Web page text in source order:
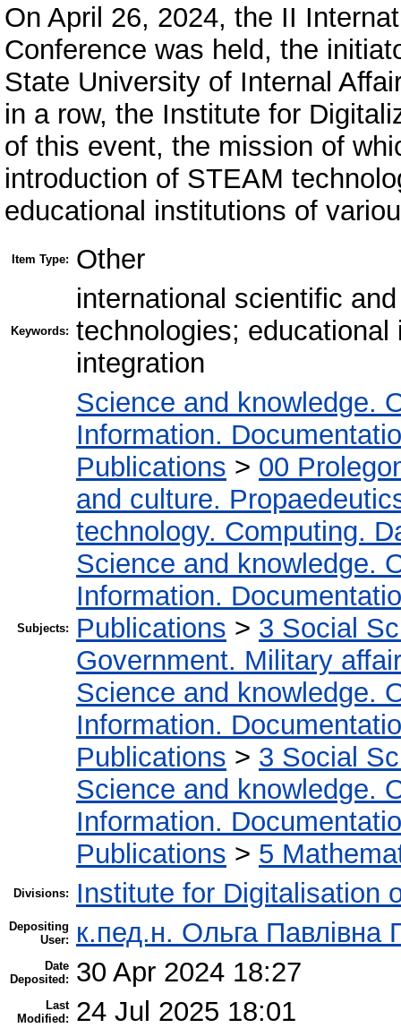
On April 26, 2024, the II
Conference was held, the
State University of Internal
in a row, the Institute for
of this event, the mission of
introduction of STEAM
educational institutions of
Item Type: Other
Keywords:
international scientific
technologies;
integration
Subjects:
Science and knowledge.
Information.
Publications > 00
and culture.
technology. Computing.
Science and knowledge.
Information.
Publications > 3 Social
Government. Military
Science and knowledge.
Information.
Publications > 3 Social
Science and knowledge.
Information.
Publications > 5
Divisions: Institute for Digitalisation
Depositing
User:
к.пед.н. Ольга Павлівна
Date
Deposited:
30 Apr 2024 18:27
Last
Modified:
24 Jul 2025 18:01